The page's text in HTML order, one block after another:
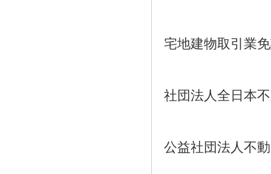
宅地建物取引業
社団法人全日本
公益社団法人不